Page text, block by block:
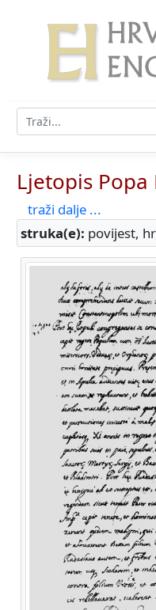
Ljetopis
traži dalje ...
struka(e): povijest,